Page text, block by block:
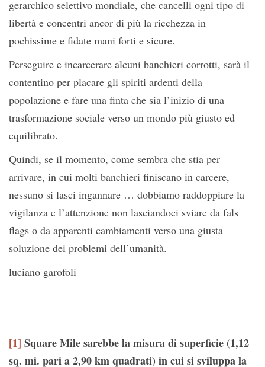
gerarchico selettivo mondiale, che cancelli ogni tipo di
libertà e concentri ancor di più la ricchezza in
pochissime e fidate mani forti e sicure.
Perseguire e incarcerare alcuni banchieri corrotti, sarà il
contentino per placare gli spiriti ardenti della
popolazione e fare una finta che sia l’inizio di una
trasformazione sociale verso un mondo più giusto ed
equilibrato.
Quindi, se il momento, come sembra che stia per
arrivare, in cui molti banchieri finiscano in carcere,
nessuno si lasci ingannare … dobbiamo raddoppiare la
vigilanza e l’attenzione non lasciandoci sviare da fals
flags o da apparenti cambiamenti verso una giusta
soluzione dei problemi dell’umanità.
luciano garofoli
[1] Square Mile sarebbe la misura di superficie (1,12
sq. mi. pari a 2,90 km quadrati) in cui si sviluppa la